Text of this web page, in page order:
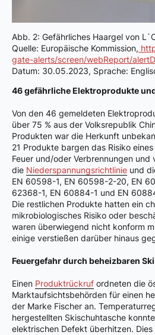
Abb. 2: Gefährliches Haargel von
Quelle: Europäische Kommission,
gate-alerts/screen/webReport/
Datum: 30.05.2023, Sprache:
46 gefährliche Elektroprodukte
Von den 46 gemeldeten
über 75 % aus der Volksrepublik
Produkten war die Herkunft
21 Produkte bargen das Risiko
Feuer und/oder Verbrennungen
die Niederspannungsrichtlinie und
EN 60598-1, EN 60598-2-20, EN
62368-1, EN 60884-1 und EN
Die restlichen Produkte hatten ein
mikrobiologisches Risiko oder
waren überwiegend nicht konform
einige verstießen darüber hinaus
Feuergefahr durch beheizbaren
Einen Produktrückruf ordneten die
Marktaufsichtsbehörden für einen
der Marke Fischer an.
hergestellten Skischuhtasche
elektrischen Defekt überhitzen. Dies